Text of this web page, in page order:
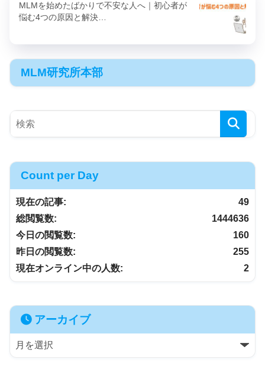
MLMを始めたばかりで不安な人へ｜初心者が
悩む4つの原因と解決…
MLM研究所本部
Count per Day
49
現在の記事:
1444636
総閲覧数:
160
今日の閲覧数:
255
昨日の閲覧数:
2
現在オンライン中の人数:
アーカイブ